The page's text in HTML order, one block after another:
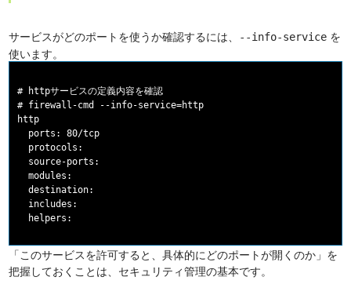
サービスがどのポートを使うか確認するには、 --info-service を
使います。
# httpサービスの定義内容を確認
# firewall-cmd --info-service=http
http
  ports: 80/tcp
  protocols:
  source-ports:
  modules:
  destination:
  includes:
「このサービスを許可すると、具体的にどのポートが開くのか」を
把握しておくことは、セキュリティ管理の基本です。